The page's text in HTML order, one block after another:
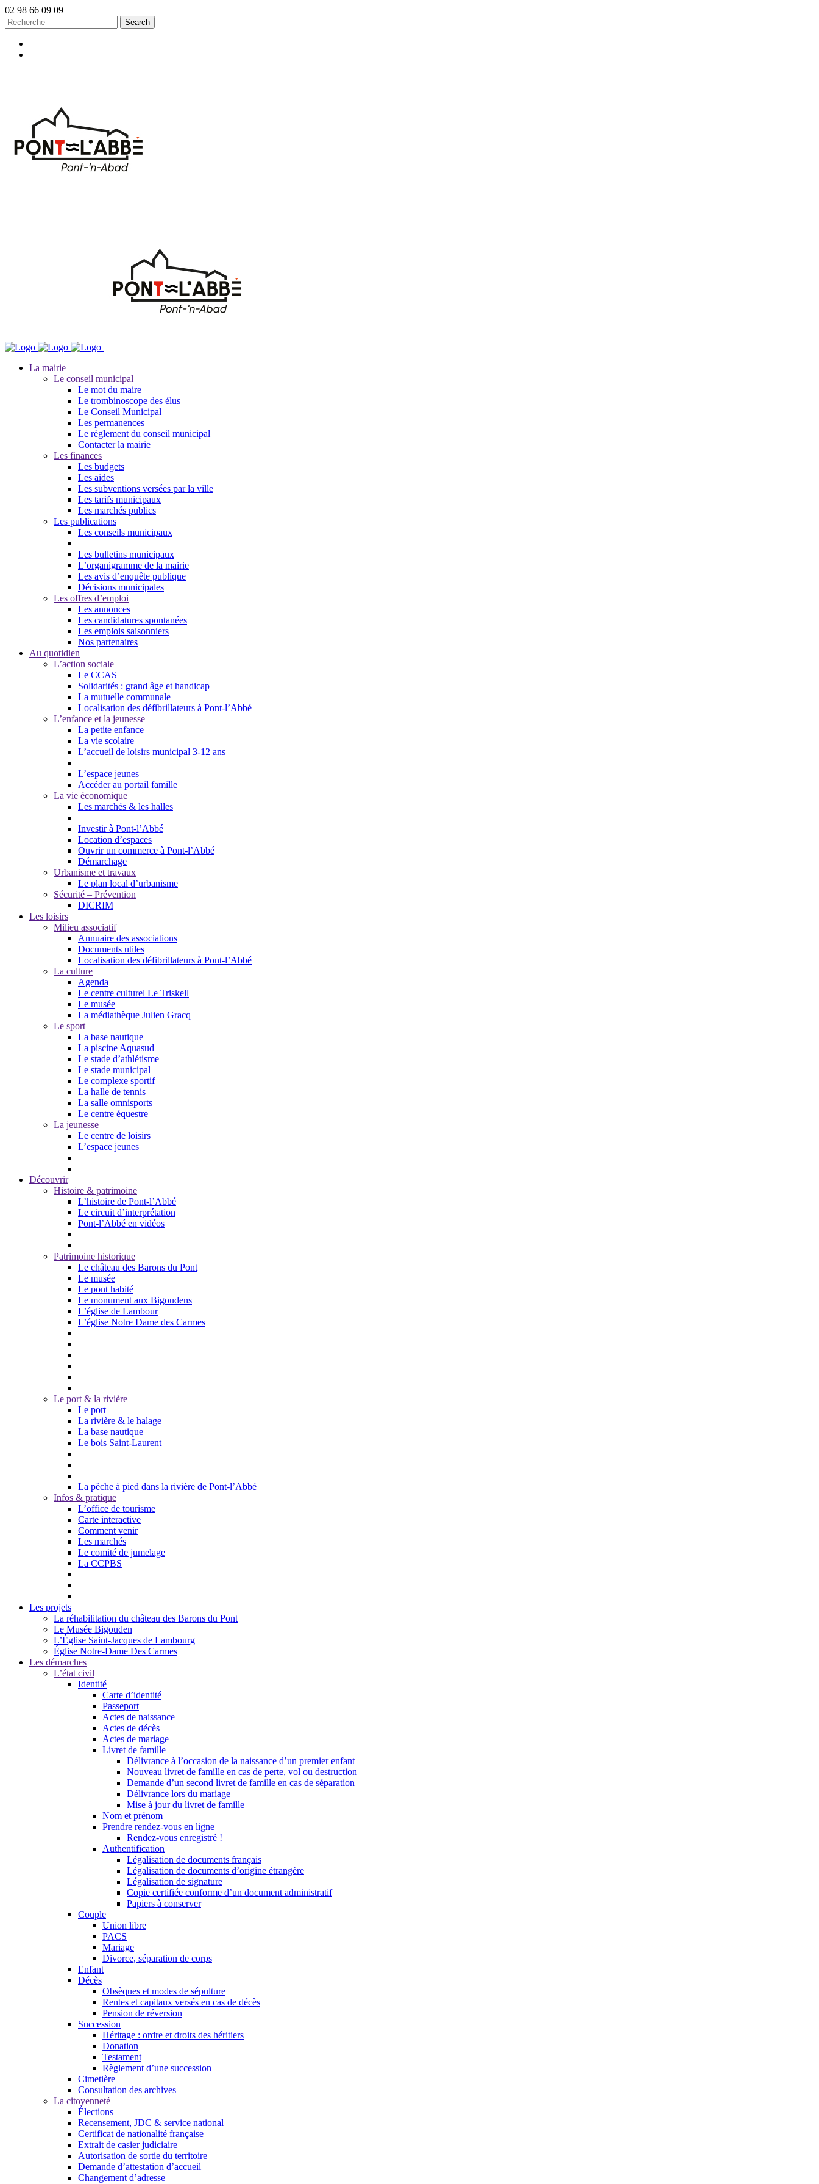
02 98 66 09 09
La mairie
Le conseil municipal
Le mot du maire
Le trombinoscope des élus
Le Conseil Municipal
Les permanences
Le règlement du conseil municipal
Contacter la mairie
Les finances
Les budgets
Les aides
Les subventions versées par la ville
Les tarifs municipaux
Les marchés publics
Les publications
Les conseils municipaux
Les bulletins municipaux
L’organigramme de la mairie
Les avis d’enquête publique
Décisions municipales
Les offres d’emploi
Les annonces
Les candidatures spontanées
Les emplois saisonniers
Nos partenaires
Au quotidien
L’action sociale
Le CCAS
Solidarités : grand âge et handicap
La mutuelle communale
Localisation des défibrillateurs à Pont-l’Abbé
L’enfance et la jeunesse
La petite enfance
La vie scolaire
L’accueil de loisirs municipal 3-12 ans
L’espace jeunes
Accéder au portail famille
La vie économique
Les marchés & les halles
Investir à Pont-l’Abbé
Location d’espaces
Ouvrir un commerce à Pont-l’Abbé
Démarchage
Urbanisme et travaux
Le plan local d’urbanisme
Sécurité – Prévention
DICRIM
Les loisirs
Milieu associatif
Annuaire des associations
Documents utiles
Localisation des défibrillateurs à Pont-l’Abbé
La culture
Agenda
Le centre culturel Le Triskell
Le musée
La médiathèque Julien Gracq
Le sport
La base nautique
La piscine Aquasud
Le stade d’athlétisme
Le stade municipal
Le complexe sportif
La halle de tennis
La salle omnisports
Le centre équestre
La jeunesse
Le centre de loisirs
L’espace jeunes
Découvrir
Histoire & patrimoine
L’histoire de Pont-l’Abbé
Le circuit d’interprétation
Pont-l’Abbé en vidéos
Patrimoine historique
Le château des Barons du Pont
Le musée
Le pont habité
Le monument aux Bigoudens
L’église de Lambour
L’église Notre Dame des Carmes
Le port & la rivière
Le port
La rivière & le halage
La base nautique
Le bois Saint-Laurent
La pêche à pied dans la rivière de Pont-l’Abbé
Infos & pratique
L’office de tourisme
Carte interactive
Comment venir
Les marchés
Le comité de jumelage
La CCPBS
Les projets
La réhabilitation du château des Barons du Pont
Le Musée Bigouden
L’Église Saint-Jacques de Lambourg
Église Notre-Dame Des Carmes
Les démarches
L’état civil
Identité
Carte d’identité
Passeport
Actes de naissance
Actes de décès
Actes de mariage
Livret de famille
Délivrance à l’occasion de la naissance d’un premier enfant
Nouveau livret de famille en cas de perte, vol ou destruction
Demande d’un second livret de famille en cas de séparation
Délivrance lors du mariage
Mise à jour du livret de famille
Nom et prénom
Prendre rendez-vous en ligne
Rendez-vous enregistré !
Authentification
Légalisation de documents français
Légalisation de documents d’origine étrangère
Légalisation de signature
Copie certifiée conforme d’un document administratif
Papiers à conserver
Couple
Union libre
PACS
Mariage
Divorce, séparation de corps
Enfant
Décès
Obsèques et modes de sépulture
Rentes et capitaux versés en cas de décès
Pension de réversion
Succession
Héritage : ordre et droits des héritiers
Donation
Testament
Règlement d’une succession
Cimetière
Consultation des archives
La citoyenneté
Élections
Recensement, JDC & service national
Certificat de nationalité française
Extrait de casier judiciaire
Autorisation de sortie du territoire
Demande d’attestation d’accueil
Changement d’adresse